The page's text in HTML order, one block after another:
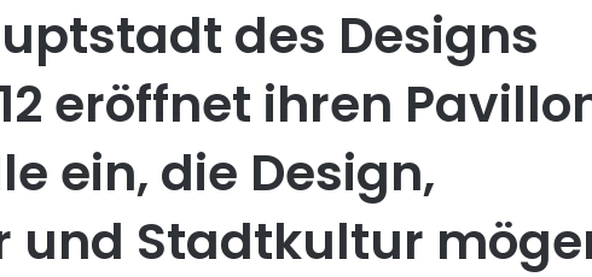
des Designs
eröffnet ihren
ein, die Design,
und Stadtkultur